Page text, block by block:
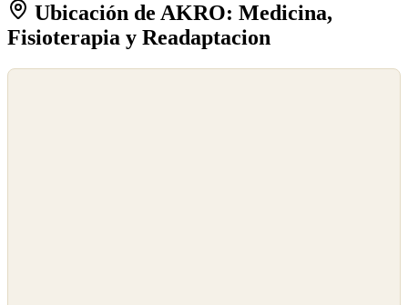
Ubicación de AKRO: Medicina,
Fisioterapia y Readaptacion